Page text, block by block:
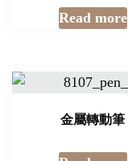
Read more
金屬轉動筆